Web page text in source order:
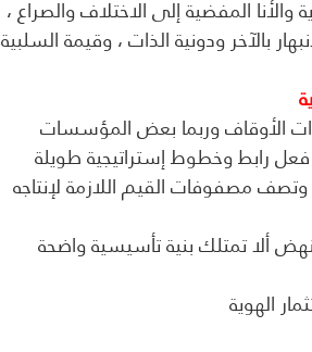
المفضية إلى الاختلاف والصراع ،
بالآخر ودونية الذات ، وقيمة السلبية
الأوقاف وربما بعض المؤسسات
فعل رابط وخطوط إستراتيجية طويلة
مصفوفات القيم اللازمة لإنتاجه
ألا تمتلك بنية تأسيسية واضحة
الهوية